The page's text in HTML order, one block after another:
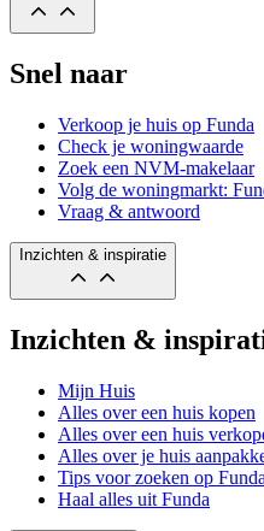
Snel naar
Verkoop je huis op Funda
Check je woningwaarde
Zoek een NVM-makelaar
Volg de woningmarkt:
Vraag & antwoord
Inzichten & inspiratie
Inzichten &
Mijn Huis
Alles over een huis kopen
Alles over een huis
Alles over je huis
Tips voor zoeken op Funda
Haal alles uit Funda